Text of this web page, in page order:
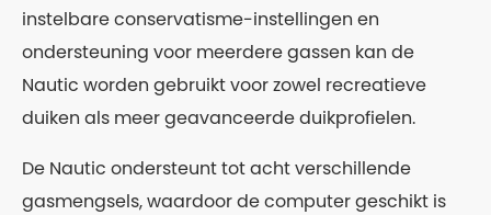
instelbare conservatisme-instellingen en
ondersteuning voor meerdere gassen kan de
Nautic worden gebruikt voor zowel recreatieve
duiken als meer geavanceerde duikprofielen.
De Nautic ondersteunt tot acht verschillende
gasmengsels, waardoor de computer geschikt is